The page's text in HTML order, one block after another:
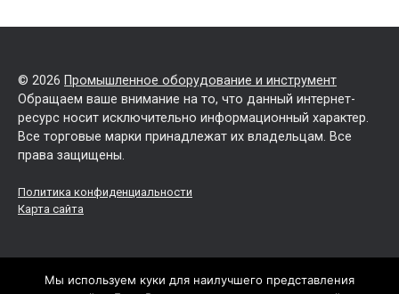
© 2026 Промышленное оборудование и инструмент
Обращаем ваше внимание на то, что данный интернет-
ресурс носит исключительно информационный характер.
Все торговые марки принадлежат их владельцам. Все
права защищены.
Политика конфиденциальности
Карта сайта
Мы используем куки для наилучшего представления